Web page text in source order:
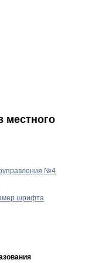
местного
№4
шрифта